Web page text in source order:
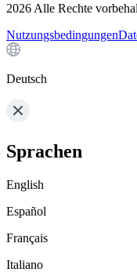
2026 Alle Rechte
Nutzungsbedingungen
Deutsch
Sprachen
English
Español
Français
Italiano